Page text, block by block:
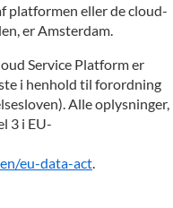
platformen eller de cloud-
er Amsterdam.
Service Platform er
i henhold til forordning
Alle oplysninger,
3 i EU-
eu-data-act.